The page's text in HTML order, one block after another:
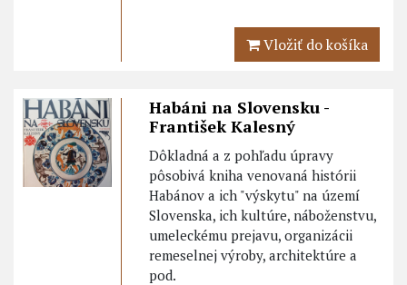
Vložiť do košíka
Habáni na Slovensku -
František Kalesný
Dôkladná a z pohľadu úpravy
pôsobivá kniha venovaná histórii
Habánov a ich "výskytu" na území
Slovenska, ich kultúre, náboženstvu,
umeleckému prejavu, organizácii
remeselnej výroby, architektúre a
pod.